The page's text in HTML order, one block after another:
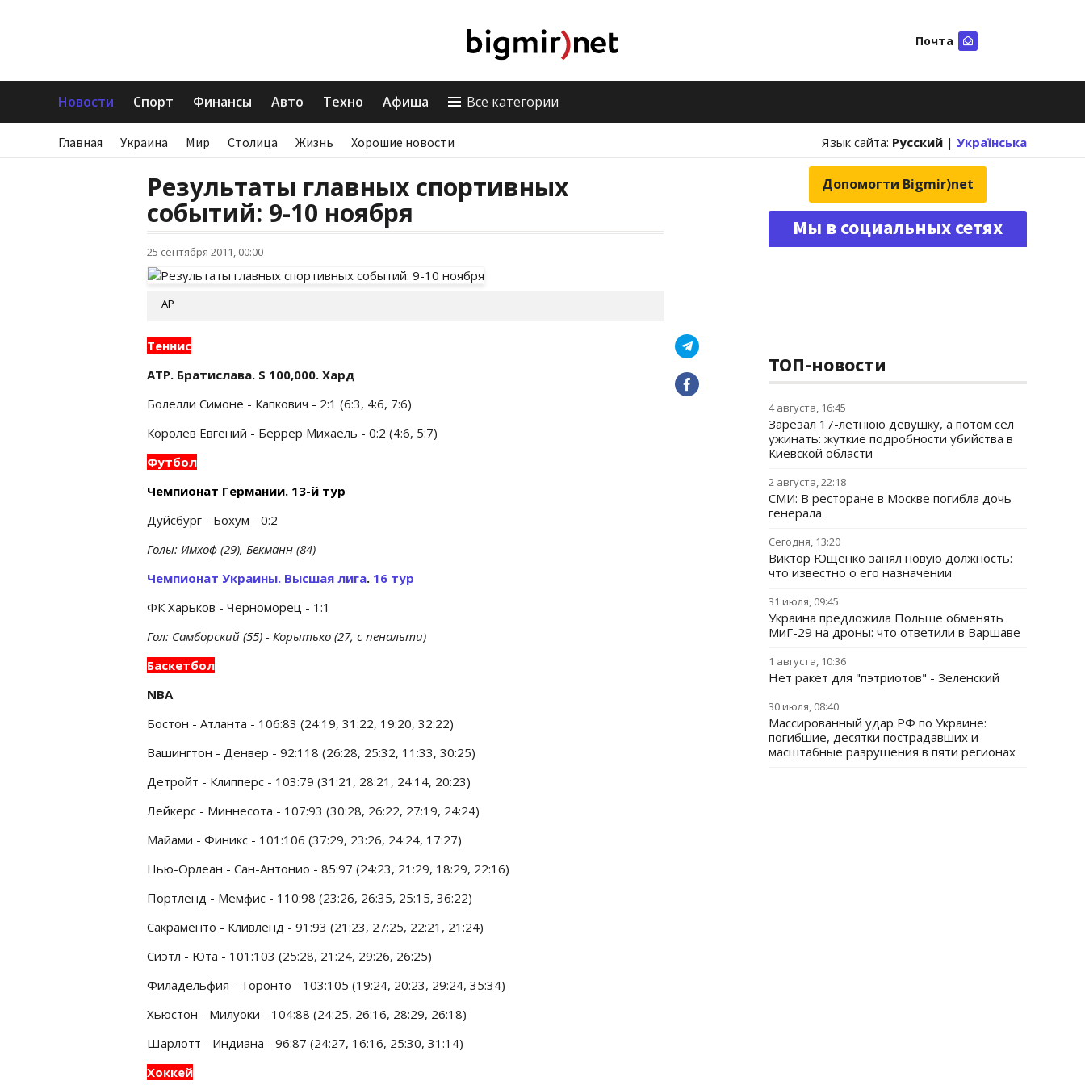
Почта
Новости Спорт Финансы Авто Техно Афиша Все категории
Главная Украина Мир Столица Жизнь Хорошие новости Язык сайта: Русский | Українська
Результаты главных спортивных
событий: 9-10 ноября
25 сентября 2011, 00:00
AP
Теннис
ATP. Братислава. $ 100,000. Хард
Болелли Симоне - Капкович - 2:1 (6:3, 4:6, 7:6)
Королeв Евгений - Беррер Михаель - 0:2 (4:6, 5:7)
Футбол
Чемпионат Германии. 13-й тур
Дуйсбург - Бохум - 0:2
Голы: Имхоф (29), Бекманн (84)
Чемпионат Украины. Высшая лига. 16 тур
ФК Харьков - Черноморец - 1:1
Гол: Самборский (55) - Корытько (27, с пенальти)
Баскетбол
NBA
Бостон - Атланта - 106:83 (24:19, 31:22, 19:20, 32:22)
Вашингтон - Денвер - 92:118 (26:28, 25:32, 11:33, 30:25)
Детройт - Клипперс - 103:79 (31:21, 28:21, 24:14, 20:23)
Лейкерс - Миннесота - 107:93 (30:28, 26:22, 27:19, 24:24)
Майами - Финикс - 101:106 (37:29, 23:26, 24:24, 17:27)
Нью-Орлеан - Сан-Антонио - 85:97 (24:23, 21:29, 18:29, 22:16)
Портленд - Мемфис - 110:98 (23:26, 26:35, 25:15, 36:22)
Сакраменто - Кливленд - 91:93 (21:23, 27:25, 22:21, 21:24)
Сиэтл - Юта - 101:103 (25:28, 21:24, 29:26, 26:25)
Филадельфия - Торонто - 103:105 (19:24, 20:23, 29:24, 35:34)
Хьюстон - Милуоки - 104:88 (24:25, 26:16, 28:29, 26:18)
Шарлотт - Индиана - 96:87 (24:27, 16:16, 25:30, 31:14)
Хоккей
Допомогти Bigmir)net
Мы в социальных сетях
ТОП-новости
4 августа, 16:45
Зарезал 17-летнюю девушку, а потом сел
ужинать: жуткие подробности убийства в
Киевской области
2 августа, 22:18
СМИ: В ресторане в Москве погибла дочь
генерала
Сегодня, 13:20
Виктор Ющенко занял новую должность:
что известно о его назначении
31 июля, 09:45
Украина предложила Польше обменять
МиГ-29 на дроны: что ответили в Варшаве
1 августа, 10:36
Нет ракет для "пэтриотов" - Зеленский
30 июля, 08:40
Массированный удар РФ по Украине:
погибшие, десятки пострадавших и
масштабные разрушения в пяти регионах